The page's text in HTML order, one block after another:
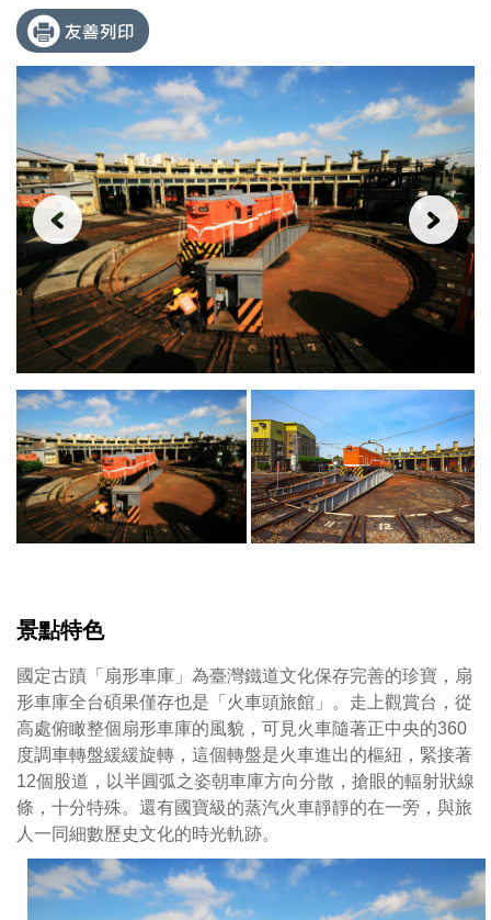
家
增/
攝
盤
移
動
火
車
頭
機
務
人
景點特色
國定古蹟「扇形車庫」為臺灣鐵道文化保存完善的珍寶，扇
形車庫全台碩果僅存也是「火車頭旅館」。走上觀賞台，從
高處俯瞰整個扇形車庫的風貌，可見火車隨著正中央的360
度調車轉盤緩緩旋轉，這個轉盤是火車進出的樞紐，緊接著
12個股道，以半圓弧之姿朝車庫方向分散，搶眼的輻射狀線
條，十分特殊。還有國寶級的蒸汽火車靜靜的在一旁，與旅
人一同細數歷史文化的時光軌跡。